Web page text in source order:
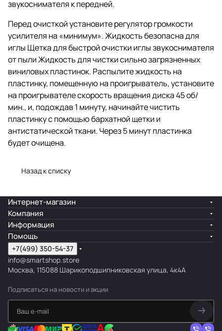
звукоснимателя к передней.
Перед очисткой установите регулятор громкости
усилителя на «минимум». Жидкость безопасна для
иглы Щетка для быстрой очистки иглы звукоснимателя
от пыли Жидкость для чистки сильно загрязненных
виниловых пластинок. Распылите жидкость на
пластинку, помещенную на проигрыватель, установите
на проигрывателе скорость вращения диска 45 об/
мин., и, подождав 1 минуту, начинайте чистить
пластинку с помощью бархатной щетки и
антистатической ткани. Через 5 минут пластинка
будет очищена.
Назад к списку
Интернет-магазин
Компания
Информация
Помощь
+7(499) 350-54-37
info@smartshop.store
Москва, 115088 Шарикоподшипниковская улица, 4к4А
Подписаться на новости и акции